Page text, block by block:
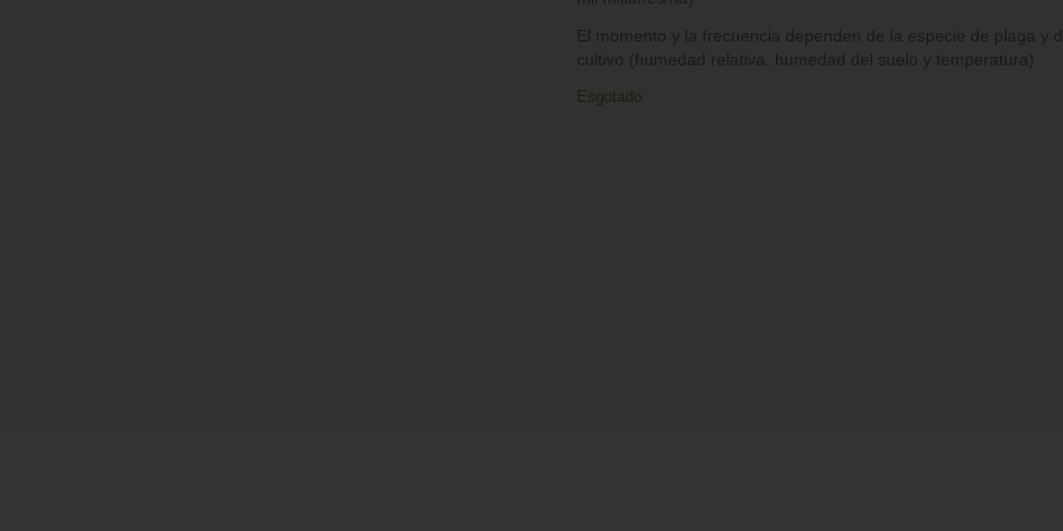
El momento y la frecuencia dependen de la especie de plaga y
cultivo (humedad relativa, humedad del suelo y temperatura)
Esgotado